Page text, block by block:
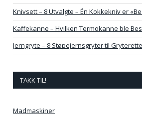
Knivsett – 8 Utvalgte – Én Kokkekniv er
Kaffekanne – Hvilken Termokanne ble
Jerngryte – 8 Støpejernsgryter til
TAKK TIL!
Madmaskiner